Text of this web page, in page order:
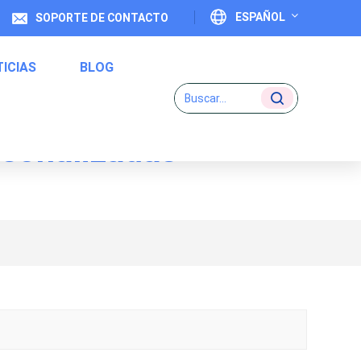
ESPAÑOL
SOPORTE DE CONTACTO
BLOG